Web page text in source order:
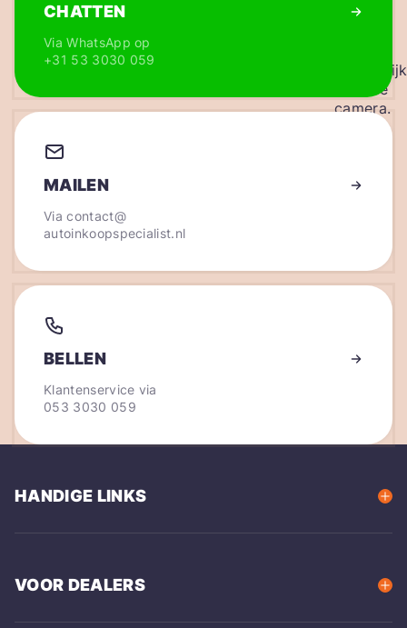
CHATTEN
Via WhatsApp op
+31 53 3030 059
MAILEN
Viacontact@
autoinkoopspecialist.nl
BELLEN
Klantenservice via
053 3030 059
HANDIGE LINKS
VOOR DEALERS